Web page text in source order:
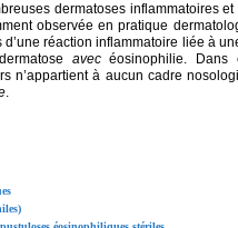
dermatoses inflammatoires
observée en pratique
d’une réaction inflammatoire liée à
avecéosinophilie. Dans
n’appartient à aucun cadre
.